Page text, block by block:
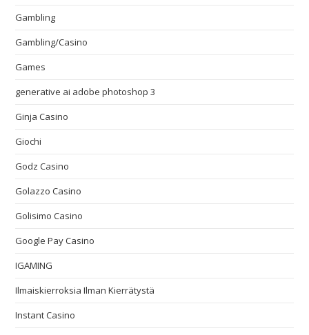
Gambling
Gambling/Casino
Games
generative ai adobe photoshop 3
Ginja Casino
Giochi
Godz Casino
Golazzo Casino
Golisimo Casino
Google Pay Casino
IGAMING
Ilmaiskierroksia Ilman Kierrätystä
Instant Casino